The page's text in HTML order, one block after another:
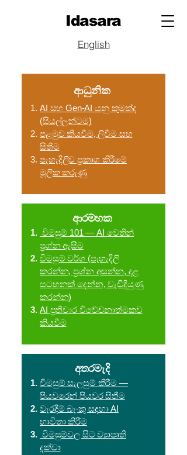
Idasara
English
ආධුනික
AI සහ Gen-AI යනු කුමක්ද
(සියල්ලන්ටම)
පළමුව කියවීම, ලිවීම සහ
සිතීම
පැහැදිලිව ප්‍රකාශ කිරීමේ
මූලික කරුණු
ආරම්භක
විමසුම් 101 — AI වෙතින්
ප්‍රශ්න ඇසීම
විමසුම් වර්ග (පැහැදිලි
කරන්න, ප්‍රශ්න අසන්න, දළ
සටහනක් දෙන්න, වැඩිදියුණු
කරන්න)
AI ප්‍රතිචාර විවේචනාත්මකව
කියවීම
අතරමැදි
විමසුම් සැලසුම් කිරීම —
පියවරෙන් පියවර සිතීම
වැරදීම් බැංකු සඳහා AI
භාවිතා කිරීම
විමසුම්වල සිට ව්‍යාපෘති
දක්වා